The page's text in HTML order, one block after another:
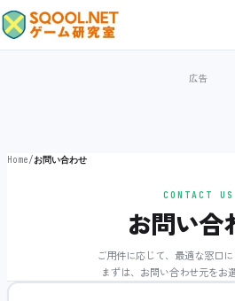
Home/お問い合わせ
CONTACT US
お問い合
ご用件に応じて、最適な窓口に
まずは、お問い合わせ元をお